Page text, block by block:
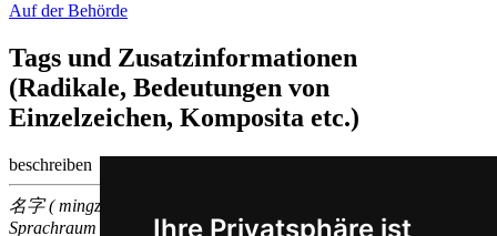
Ihre Privatsphäre ist
Auf der Behörde
Tags und Zusatzinformationen
(Radikale, Bedeutungen von
Einzelzeichen, Komposita etc.)
beschreiben | Schriftzeichen
名字 ( mingzi / míngzi ) gehört zu den
Sprachraum am
häufigsten verwendetenzusammengesetzen